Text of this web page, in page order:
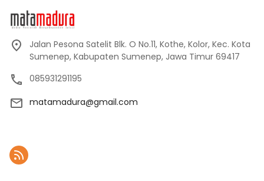
Jalan Pesona Satelit Blk. O No.11, Kothe, Kolor, Kec. Kota
Sumenep, Kabupaten Sumenep, Jawa Timur 69417
085931291195
matamadura@gmail.com